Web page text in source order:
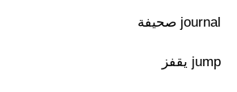
journal صحيفة
jump يقفز